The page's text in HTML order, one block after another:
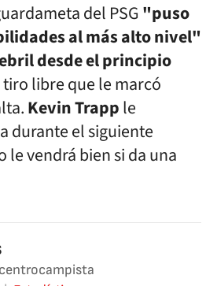
del PSG "puso
al más alto nivel"
desde el principio
libre que le marcó
Kevin Trapple
durante el siguiente
le vendrá bien si da una
centrocampista